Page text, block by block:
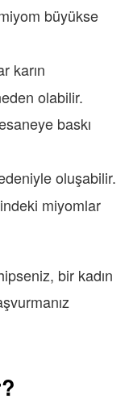
büyükse
karın
olabilir.
baskı
oluşabilir.
miyomlar
bir kadın